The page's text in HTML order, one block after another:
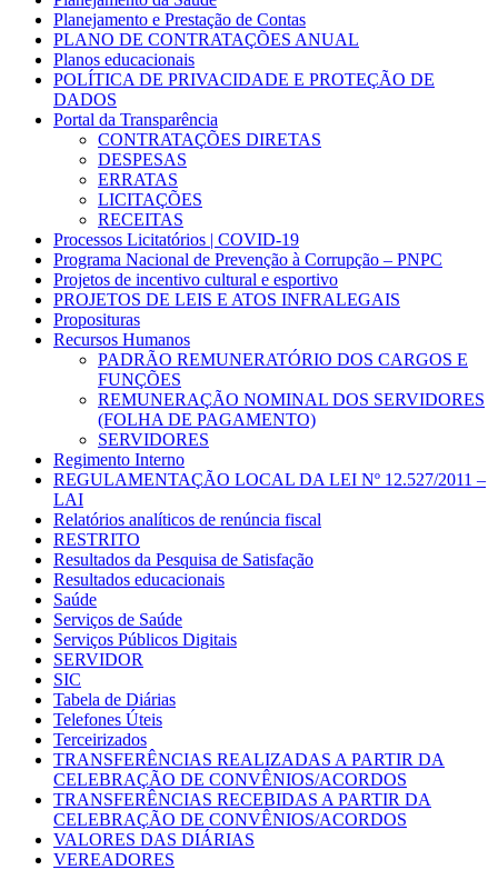
Planejamento e Prestação de Contas
PLANO DE CONTRATAÇÕES ANUAL
Planos educacionais
POLÍTICA DE PRIVACIDADE E PROTEÇÃO DE
DADOS
Portal da Transparência
CONTRATAÇÕES DIRETAS
DESPESAS
ERRATAS
LICITAÇÕES
RECEITAS
Processos Licitatórios | COVID-19
Programa Nacional de Prevenção à Corrupção – PNPC
Projetos de incentivo cultural e esportivo
PROJETOS DE LEIS E ATOS INFRALEGAIS
Proposituras
Recursos Humanos
PADRÃO REMUNERATÓRIO DOS CARGOS E
FUNÇÕES
REMUNERAÇÃO NOMINAL DOS SERVIDORES
(FOLHA DE PAGAMENTO)
SERVIDORES
Regimento Interno
REGULAMENTAÇÃO LOCAL DA LEI Nº 12.527/2011 –
LAI
Relatórios analíticos de renúncia fiscal
RESTRITO
Resultados da Pesquisa de Satisfação
Resultados educacionais
Saúde
Serviços de Saúde
Serviços Públicos Digitais
SERVIDOR
SIC
Tabela de Diárias
Telefones Úteis
Terceirizados
TRANSFERÊNCIAS REALIZADAS A PARTIR DA
CELEBRAÇÃO DE CONVÊNIOS/ACORDOS
TRANSFERÊNCIAS RECEBIDAS A PARTIR DA
CELEBRAÇÃO DE CONVÊNIOS/ACORDOS
VALORES DAS DIÁRIAS
VEREADORES